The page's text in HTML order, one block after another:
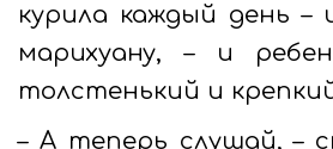
курила каждый день –
марихуану, – и
толстенький и
– А теперь слушай, –